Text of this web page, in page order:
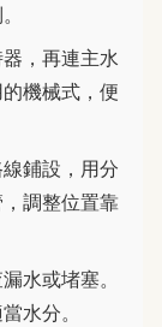
，再連主水
機械式，便
鋪設，用分
調整位置靠
水或堵塞。
水分。